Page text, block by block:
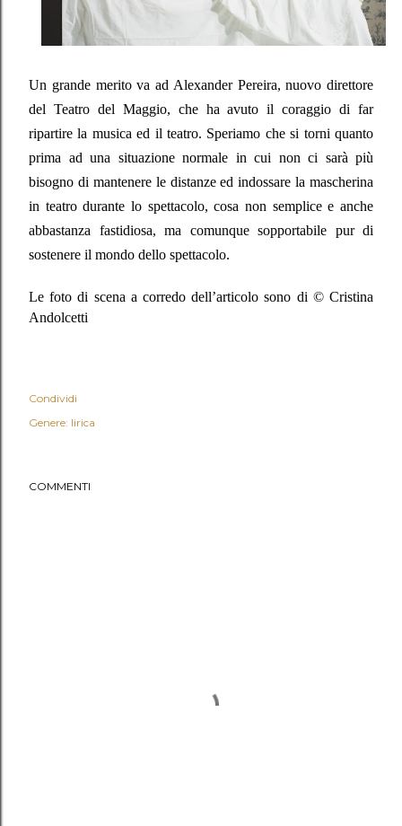
Un grande merito va ad Alexander Pereira, nuovo direttore
del Teatro del Maggio, che ha avuto il coraggio di far
ripartire la musica ed il teatro. Speriamo che si torni quanto
prima ad una situazione normale in cui non ci sarà più
bisogno di mantenere le distanze ed indossare la mascherina
in teatro durante lo spettacolo, cosa non semplice e anche
abbastanza fastidiosa, ma comunque sopportabile pur di
sostenere il mondo dello spettacolo.
Le foto di scena a corredo dell’articolo sono di © Cristina
Andolcetti
Condividi
Genere: lirica
COMMENTI